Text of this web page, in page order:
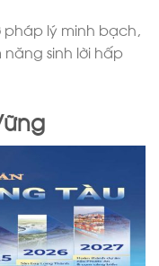
pháp lý minh bạch,
sinh lời hấp